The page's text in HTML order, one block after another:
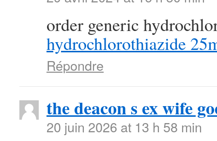
order generic
hydrochlorothiazide
Répondre
the deacon s ex wife
20 juin 2026 at 13 h 58 min